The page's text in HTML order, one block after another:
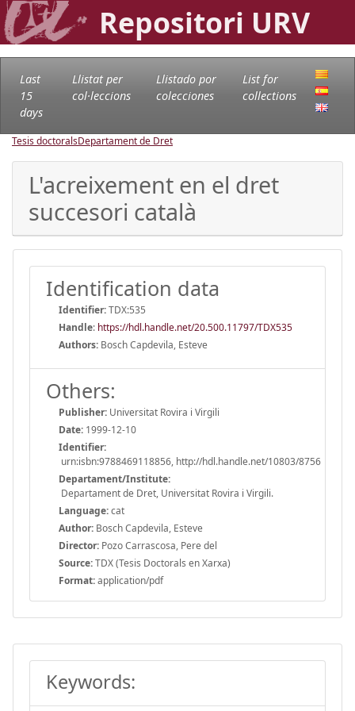
Repositori URV
Last
15
days
Llistat per
col·leccions
Llistado por
colecciones
List for
collections
Tesis doctoralsDepartament de Dret
L'acreixement en el dret
succesori català
Identification data
Identifier:TDX:535
Handle: https://hdl.handle.net/20.500.11797/TDX535
Authors: Bosch Capdevila, Esteve
Others:
Publisher: Universitat Rovira i Virgili
Date: 1999-12-10
Identifier:
urn:isbn:9788469118856, http://hdl.handle.net/10803/8756
Departament/Institute:
Departament de Dret, Universitat Rovira i Virgili.
Language:cat
Author: Bosch Capdevila, Esteve
Director: Pozo Carrascosa, Pere del
Source:TDX (Tesis Doctorals en Xarxa)
Format:application/pdf
Keywords: